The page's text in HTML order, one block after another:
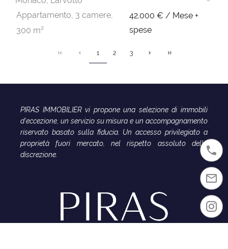
Appartamento, 3 camere,
300 m²
42.000 € / Mese +
spese
1 2 3
PIRAS IMMOBILIER vi propone una selezione di immobili
d'eccezione, un servizio su misura e un accompagnamento
riservato basato sulla fiducia. Un accesso privilegiato a
proprietà fuori mercato, nel rispetto assoluto della
discrezione.